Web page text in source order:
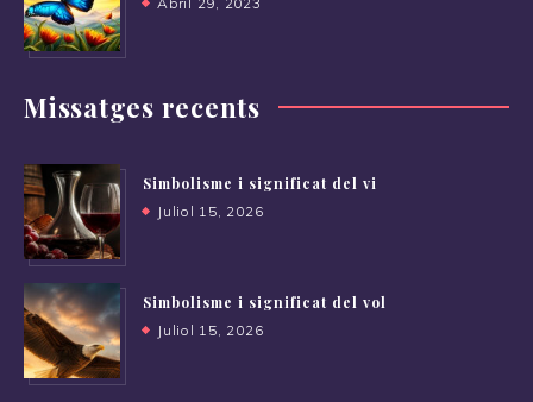
Missatges recents
Simbolisme i significat del vi
Juliol 15, 2026
Simbolisme i significat del vol
Juliol 15, 2026